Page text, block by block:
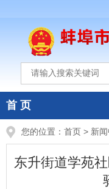
首 页
您的位置： 首页 > 新
东升街道学苑